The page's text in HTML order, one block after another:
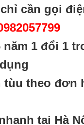
cần gọi
năm 1 đổi 1
tùu theo đơn
tại Hà